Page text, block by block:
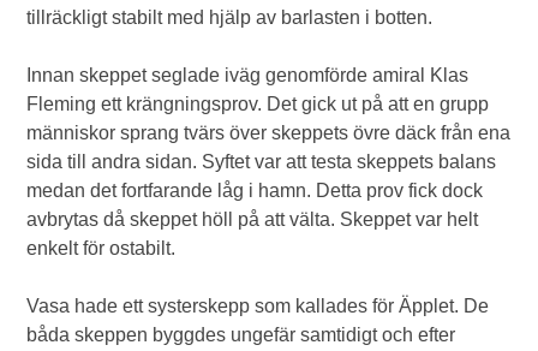
tillräckligt stabilt med hjälp av barlasten i botten.
Innan skeppet seglade iväg genomförde amiral Klas
Fleming ett krängningsprov. Det gick ut på att en grupp
människor sprang tvärs över skeppets övre däck från ena
sida till andra sidan. Syftet var att testa skeppets balans
medan det fortfarande låg i hamn. Detta prov fick dock
avbrytas då skeppet höll på att välta. Skeppet var helt
enkelt för ostabilt.
Vasa hade ett systerskepp som kallades för Äpplet. De
båda skeppen byggdes ungefär samtidigt och efter